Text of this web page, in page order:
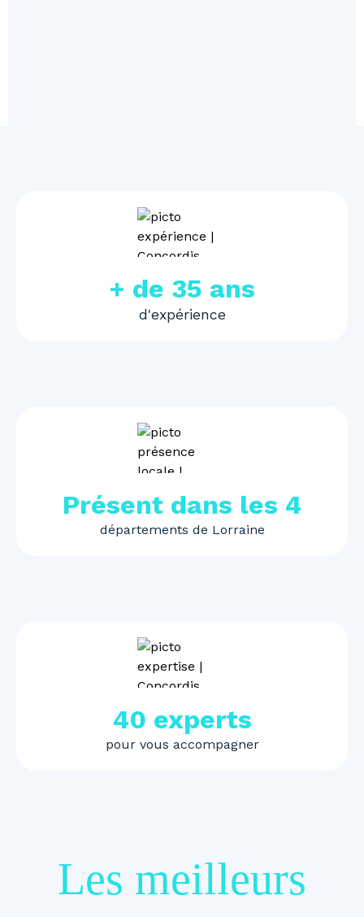
+ de 35 ans
d'expérience
Présent dans les 4
départements de Lorraine
40 experts
pour vous accompagner
Les meilleurs